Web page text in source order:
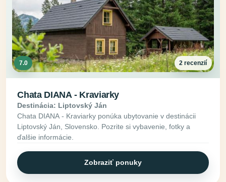
7.0 2 recenzií
Chata DIANA - Kraviarky
Destinácia: Liptovský Ján
Chata DIANA - Kraviarky ponúka ubytovanie v destinácii
Liptovský Ján, Slovensko. Pozrite si vybavenie, fotky a
ďalšie informácie.
Zobraziť ponuky